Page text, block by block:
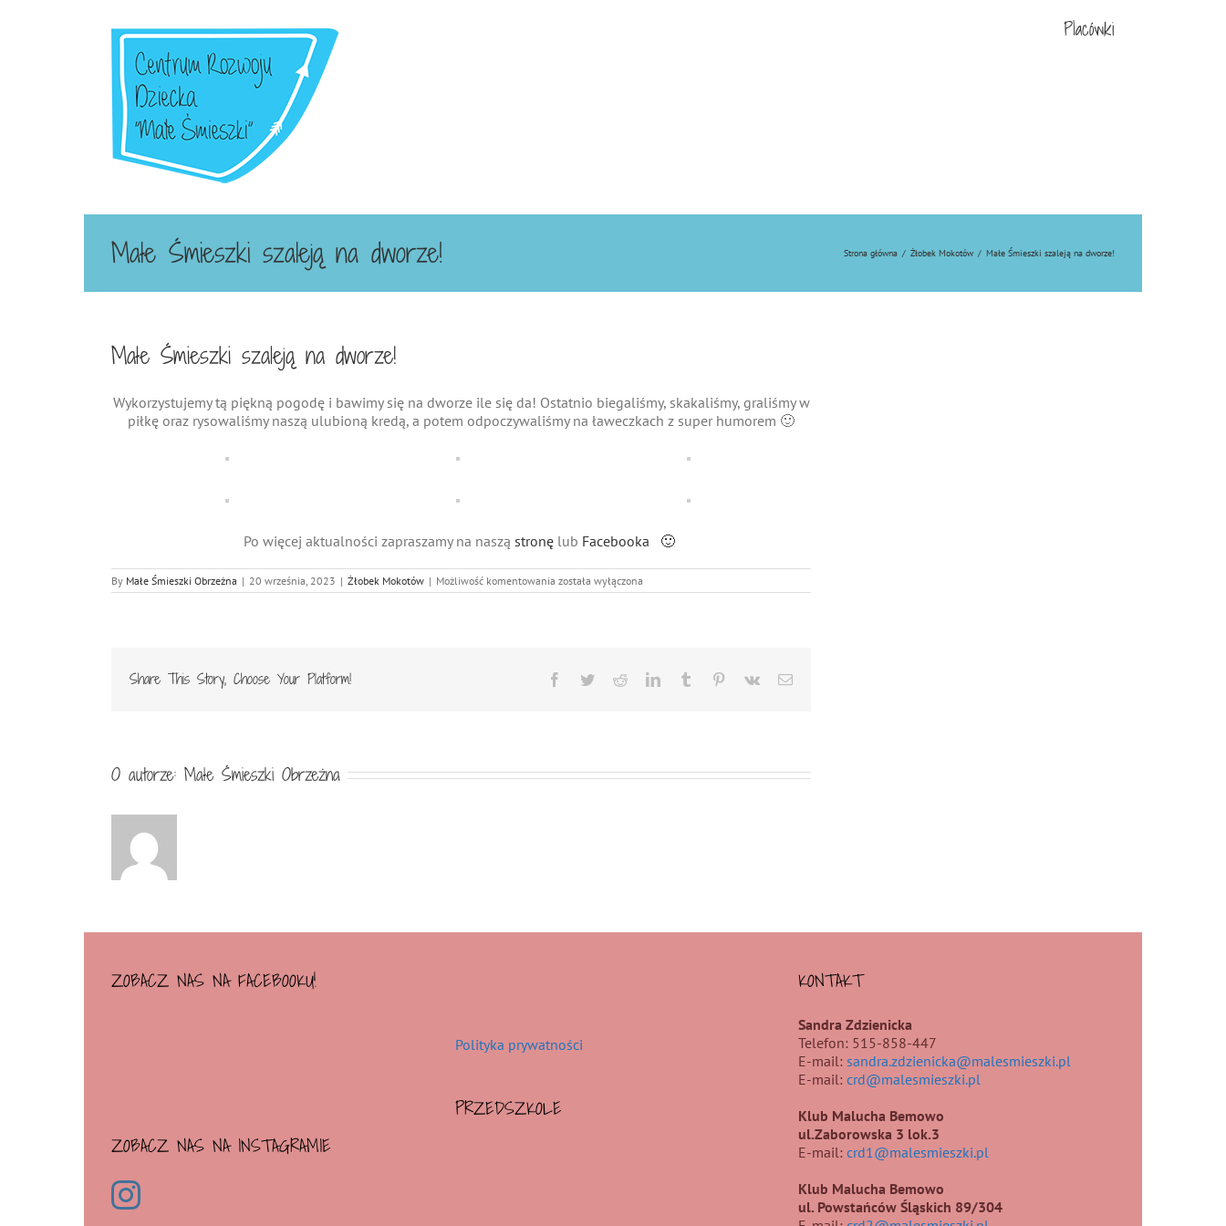
Placówki
Małe Śmieszki szaleją na dworze! Strona główna / Żłobek Mokotów / Małe Śmieszki szaleją na dworze!
Małe Śmieszki szaleją na dworze!
Wykorzystujemy tą piękną pogodę i bawimy się na dworze ile się da! Ostatnio biegaliśmy, skakaliśmy, graliśmy w
piłkę oraz rysowaliśmy naszą ulubioną kredą, a potem odpoczywaliśmy na ławeczkach z super humorem 🙂
Po więcej aktualności zapraszamy na naszą stronę lub Facebooka 🙂
By Małe Śmieszki Obrzeżna | 20 września, 2023 | Żłobek Mokotów | Możliwość komentowania Małe
Śmieszki
została wyłączona
Share This Story, Choose Your Platform! Facebook
TwitterRedditLinkedInTumblr Pinterest
Vk Email
O autorze: Małe Śmieszki Obrzeżna
ZOBACZ NAS NA FACEBOOKU!
ZOBACZ NAS NA INSTAGRAMIE
Polityka prywatności
PRZEDSZKOLE
KONTAKT
Sandra Zdzienicka
Telefon: 515-858-447
E-mail:sandra.zdzienicka@malesmieszki.pl
E-mail:crd@malesmieszki.pl
Klub Malucha Bemowo
ul.Zaborowska 3 lok.3
E-mail:crd1@malesmieszki.pl
Klub Malucha Bemowo
ul. Powstańców Śląskich 89/304